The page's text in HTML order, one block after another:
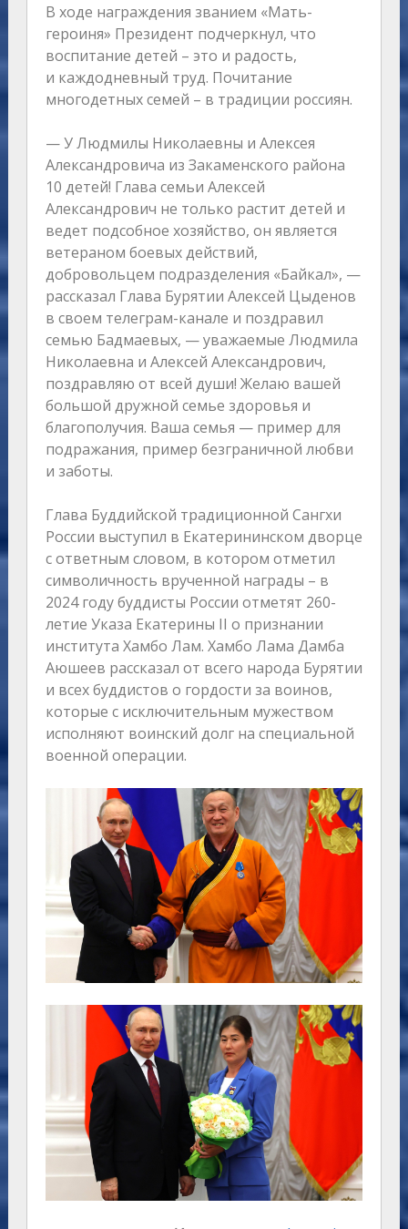
В ходе награждения званием «Мать-
героиня» Президент подчеркнул, что
воспитание детей – это и радость,
и каждодневный труд. Почитание
многодетных семей – в традиции россиян.
— У Людмилы Николаевны и Алексея
Александровича из Закаменского района
10 детей! Глава семьи Алексей
Александрович не только растит детей и
ведет подсобное хозяйство, он является
ветераном боевых действий,
добровольцем подразделения «Байкал», —
рассказал Глава Бурятии Алексей Цыденов
в своем телеграм-канале и поздравил
семью Бадмаевых, — уважаемые Людмила
Николаевна и Алексей Александрович,
поздравляю от всей души! Желаю вашей
большой дружной семье здоровья и
благополучия. Ваша семья — пример для
подражания, пример безграничной любви
и заботы.
Глава Буддийской традиционной Сангхи
России выступил в Екатерининском дворце
с ответным словом, в котором отметил
символичность врученной награды – в
2024 году буддисты России отметят 260-
летие Указа Екатерины II о признании
института Хамбо Лам. Хамбо Лама Дамба
Аюшеев рассказал от всего народа Бурятии
и всех буддистов о гордости за воинов,
которые с исключительным мужеством
исполняют воинский долг на специальной
военной операции.